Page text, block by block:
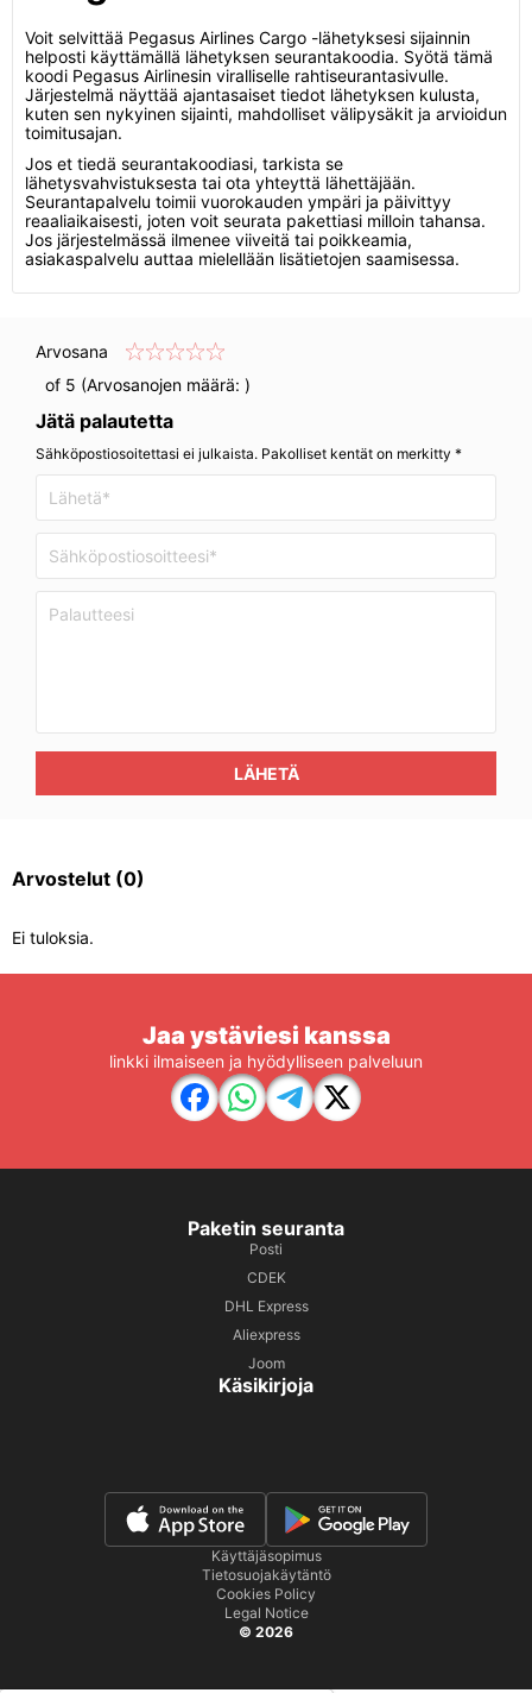
Voit selvittää Pegasus Airlines Cargo -lähetyksesi sijainnin
helposti käyttämällä lähetyksen seurantakoodia. Syötä tämä
koodi Pegasus Airlinesin viralliselle rahtiseurantasivulle.
Järjestelmä näyttää ajantasaiset tiedot lähetyksen kulusta,
kuten sen nykyinen sijainti, mahdolliset välipysäkit ja arvioidun
toimitusajan.
Jos et tiedä seurantakoodiasi, tarkista se
lähetysvahvistuksesta tai ota yhteyttä lähettäjään.
Seurantapalvelu toimii vuorokauden ympäri ja päivittyy
reaaliaikaisesti, joten voit seurata pakettiasi milloin tahansa.
Jos järjestelmässä ilmenee viiveitä tai poikkeamia,
asiakaspalvelu auttaa mielellään lisätietojen saamisessa.
Arvosana
of 5 (Arvosanojen määrä: )
Jätä palautetta
Sähköpostiosoitettasi ei julkaista. Pakolliset kentät on merkitty *
LÄHETÄ
Arvostelut (0)
Ei tuloksia.
Jaa ystäviesi kanssa
linkki ilmaiseen ja hyödylliseen palveluun
Paketin seuranta
Posti
CDEK
DHL Express
Aliexpress
Joom
Käsikirjoja
Käyttäjäsopimus
Tietosuojakäytäntö
Cookies Policy
Legal Notice
© 2026